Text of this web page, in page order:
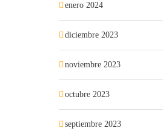
enero 2024
diciembre 2023
noviembre 2023
octubre 2023
septiembre 2023